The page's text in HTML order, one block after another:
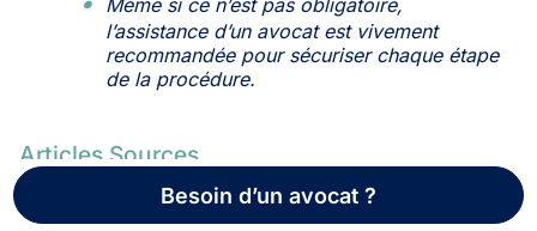
l’assistance d’un avocat est vivement
recommandée pour sécuriser chaque étape
de la procédure.
Articles Sources
simulationpret.be -Besoin d’un avocat ?